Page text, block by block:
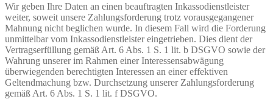
Wir geben Ihre Daten an einen beauftragten Inkassodienstleister
weiter, soweit unsere Zahlungsforderung trotz vorausgegangener
Mahnung nicht beglichen wurde. In diesem Fall wird die Forderung
unmittelbar vom Inkassodienstleister eingetrieben. Dies dient der
Vertragserfüllung gemäß Art. 6 Abs. 1 S. 1 lit. b DSGVO sowie der
Wahrung unserer im Rahmen einer Interessensabwägung
überwiegenden berechtigten Interessen an einer effektiven
Geltendmachung bzw. Durchsetzung unserer Zahlungsforderung
gemäß Art. 6 Abs. 1 S. 1 lit. f DSGVO.